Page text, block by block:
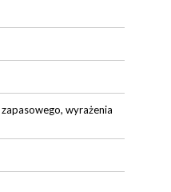
wyrażenia